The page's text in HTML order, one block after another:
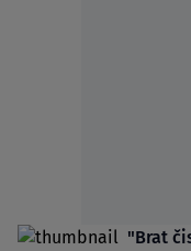
"Brat